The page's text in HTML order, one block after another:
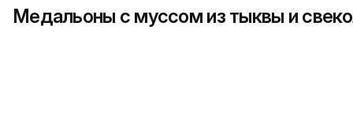
Медальоны с муссом из тыквы и